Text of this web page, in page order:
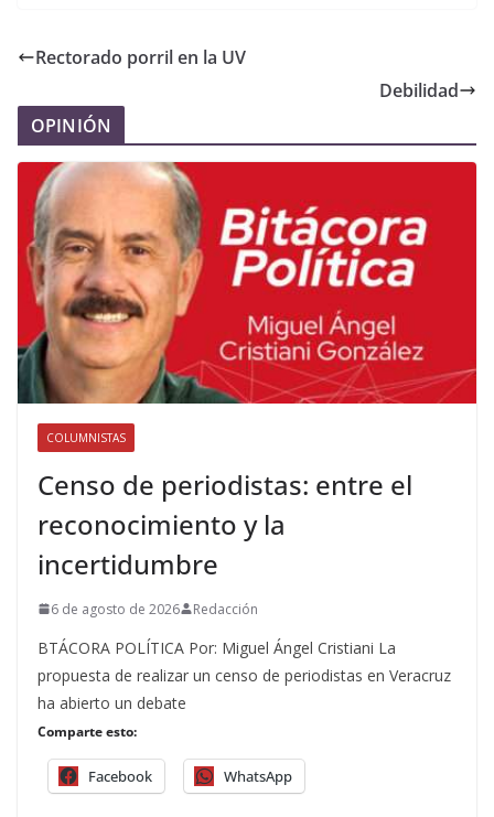
Rectorado porril en la UV
Debilidad
OPINIÓN
COLUMNISTAS
Censo de periodistas: entre el
reconocimiento y la
incertidumbre
6 de agosto de 2026 Redacción
BTÁCORA POLÍTICA Por: Miguel Ángel Cristiani La
propuesta de realizar un censo de periodistas en Veracruz
ha abierto un debate
Comparte esto:
Facebook WhatsApp